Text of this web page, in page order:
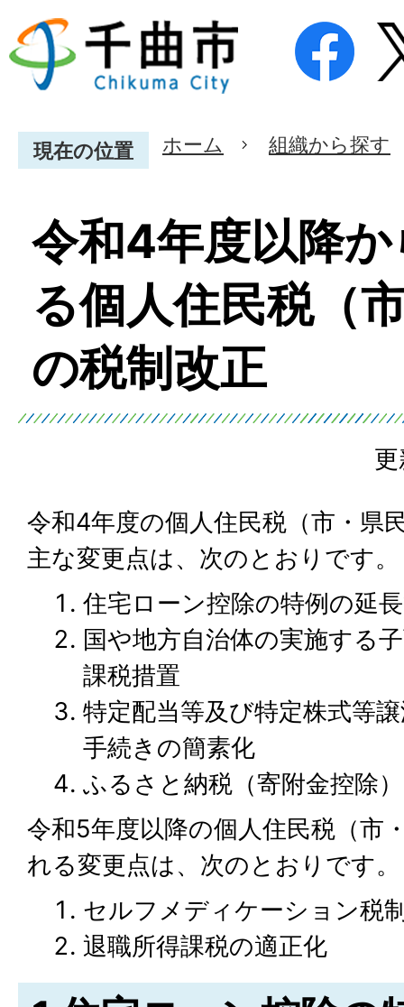
現在の位置 ホーム 組織から探す
令和4年度以降
る個人住民税（
の税制改正
令和4年度の個人住民税（市・県
主な変更点は、次のとおりです。
住宅ローン控除の特例の延
国や地方自治体の実施する
課税措置
特定配当等及び特定株式等
手続きの簡素化
ふるさと納税（寄附金控除
令和5年度以降の個人住民税（市
れる変更点は、次のとおりです。
セルフメディケーション税
退職所得課税の適正化